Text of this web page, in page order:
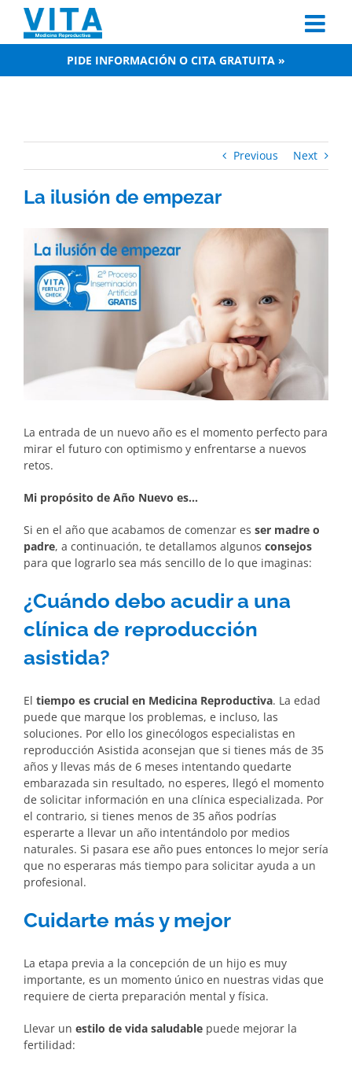
content
PIDE INFORMACIÓN O CITA GRATUITA »
Previous Next
La ilusión de empezar
Larger
Image
La entrada de un nuevo año es el momento perfecto para
mirar el futuro con optimismo y enfrentarse a nuevos
retos.
Mi propósito de Año Nuevo es…
Si en el año que acabamos de comenzar es ser madre o
padre, a continuación, te detallamos algunos consejos
para que lograrlo sea más sencillo de lo que imaginas:
¿Cuándo debo acudir a una
clínica de reproducción
asistida?
El tiempo es crucial en Medicina Reproductiva. La edad
puede que marque los problemas, e incluso, las
soluciones. Por ello los ginecólogos especialistas en
reproducción Asistida aconsejan que si tienes más de 35
años y llevas más de 6 meses intentando quedarte
embarazada sin resultado, no esperes, llegó el momento
de solicitar información en una clínica especializada. Por
el contrario, si tienes menos de 35 años podrías
esperarte a llevar un año intentándolo por medios
naturales. Si pasara ese año pues entonces lo mejor sería
que no esperaras más tiempo para solicitar ayuda a un
profesional.
Cuidarte más y mejor
La etapa previa a la concepción de un hijo es muy
importante, es un momento único en nuestras vidas que
requiere de cierta preparación mental y física.
Llevar un estilo de vida saludable puede mejorar la
fertilidad: